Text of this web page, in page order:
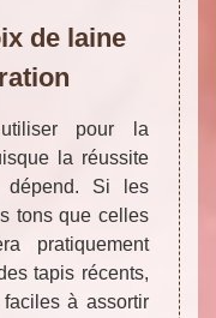
de laine
pour la
la réussite
dépend. Si les
tons que celles
pratiquement
tapis récents,
à assortir